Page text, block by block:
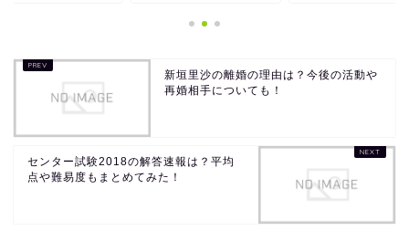
新垣里沙の離婚の理由は？今後の活動や
再婚相手についても！
センター試験2018の解答速報は？平均
点や難易度もまとめてみた！